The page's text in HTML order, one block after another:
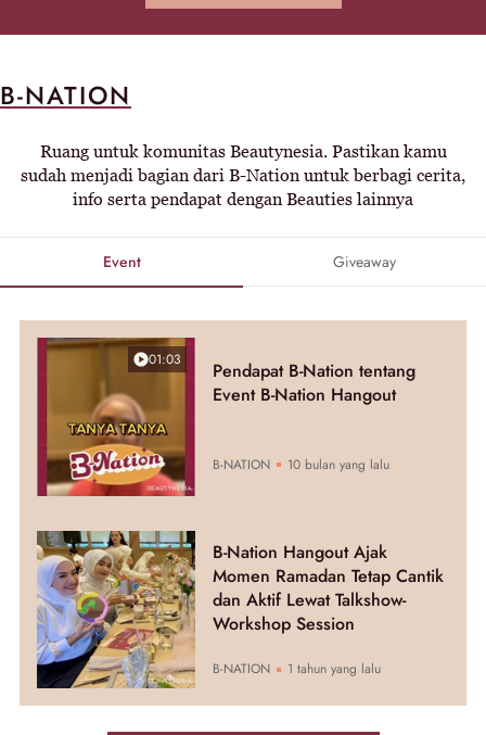
B-NATION
Ruang untuk komunitas Beautynesia. Pastikan kamu
sudah menjadi bagian dari B-Nation untuk berbagi cerita,
info serta pendapat dengan Beauties lainnya
Event Giveaway
01:03
Pendapat B-Nation tentang
Event B-Nation Hangout
B-NATION 10 bulan yang lalu
B-Nation Hangout Ajak
Momen Ramadan Tetap Cantik
dan Aktif Lewat Talkshow-
Workshop Session
B-NATION 1 tahun yang lalu